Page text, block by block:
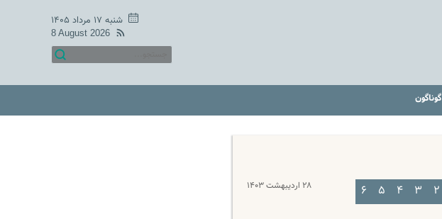
شنبه ۱۷ مرداد ۱۴۰۵
8 August 2026
گوناگون
۲۸ اردیبهشت ۱۴۰۳ ۲ ۳ ۴ ۵ ۶